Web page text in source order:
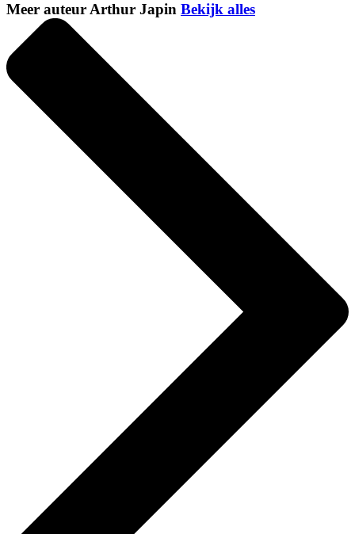
Meer auteur Arthur Japin Bekijk alles